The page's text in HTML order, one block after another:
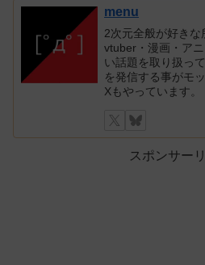
menu
2次元全般が好きな
vtuber・漫画・ア
い話題を取り扱っ
を発信する事がモ
Xもやっています。
スポンサー